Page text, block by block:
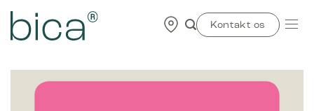
content
Kontakt os